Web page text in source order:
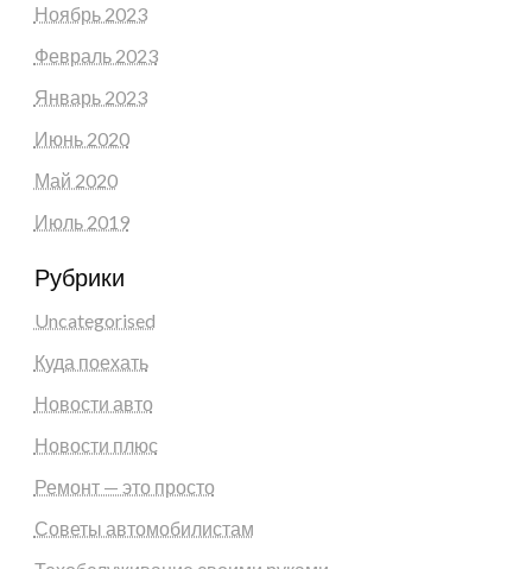
Ноябрь 2023
Февраль 2023
Январь 2023
Июнь 2020
Май 2020
Июль 2019
Рубрики
Uncategorised
Куда поехать
Новости авто
Новости плюс
Ремонт — это просто
Советы автомобилистам